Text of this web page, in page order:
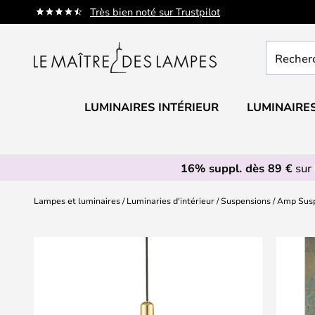
Très bien noté sur Trustpilot
Allez
au
un
LUMINAIRES INTÉRIEUR
16% suppl. dès 89 €sur
Lampes et luminaires Luminaries d'intérieur Suspensions Amp